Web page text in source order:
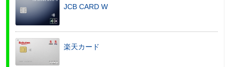
JCB CARD W
楽天カード